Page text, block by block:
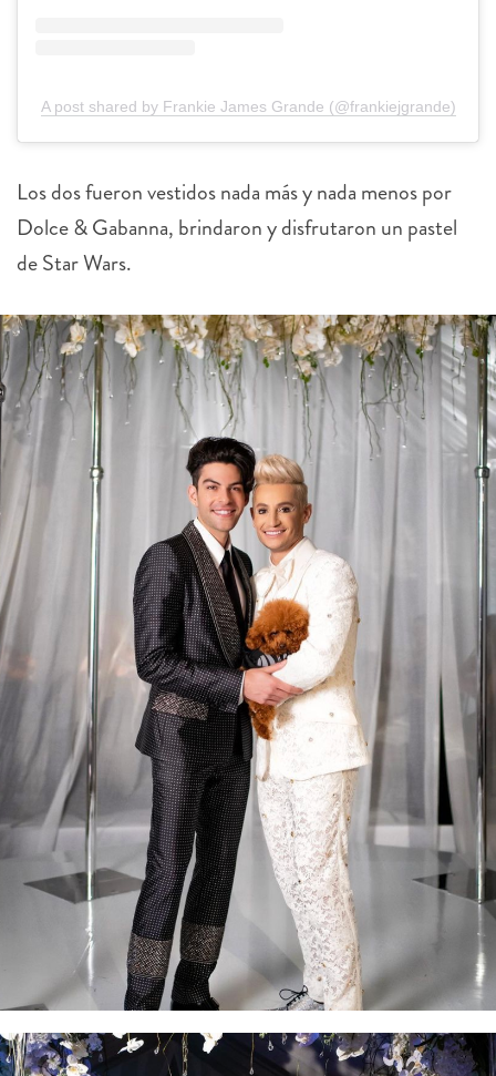
A post shared by Frankie James Grande (@frankiejgrande)
Los dos fueron vestidos nada más y nada menos por
Dolce & Gabanna, brindaron y disfrutaron un pastel
de Star Wars.